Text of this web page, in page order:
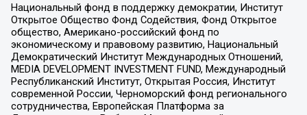
Национальный фонд в поддержку демократии, Институт
Открытое Общество Фонд Содействия, Фонд Открытое
общество, Американо-российский фонд по
экономическому и правовому развитию, Национальный
Демократический Институт Международных Отношений,
MEDIA DEVELOPMENT INVESTMENT FUND, Международный
Республиканский Институт, Открытая Россия, Институт
современной России, Черноморский фонд регионального
сотрудничества, Европейская Платформа за